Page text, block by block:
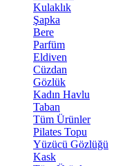
Kulaklık
Şapka
Bere
Parfüm
Eldiven
Cüzdan
Gözlük
Kadın Havlu
Taban
Tüm Ürünler
Pilates Topu
Yüzücü Gözlüğü
Kask